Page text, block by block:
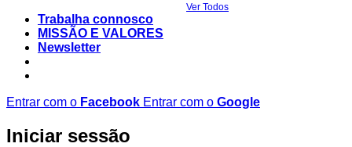
Ver Todos
Trabalha connosco
MISSÃO E VALORES
Newsletter
Entrar com o Facebook Entrar com o Google
Iniciar sessão